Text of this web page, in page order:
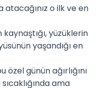
atacağınız o ilk ve en
yüzüklerin
yaşandığı en
günün ağırlığını
ama